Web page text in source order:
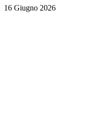
16 Giugno 2026